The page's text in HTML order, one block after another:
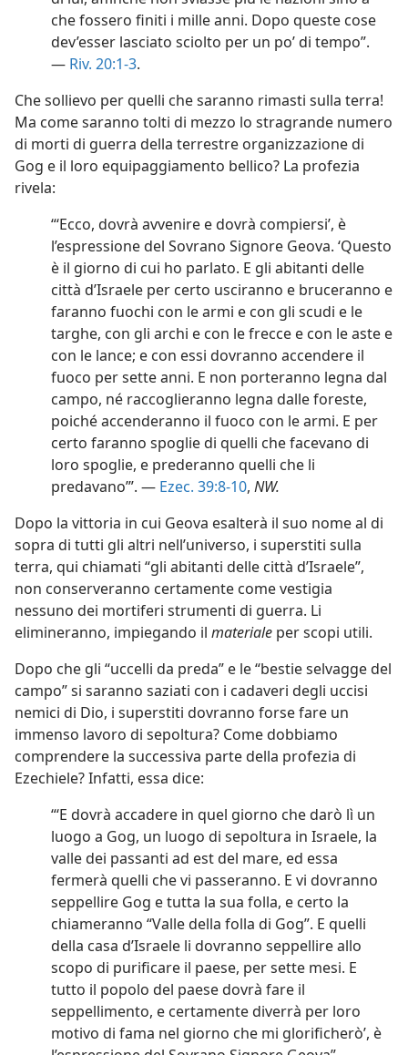
che fossero finiti i mille anni. Dopo queste cose
dev’esser lasciato sciolto per un po’ di tempo”.
— Riv. 20:1-3.
Che sollievo per quelli che saranno rimasti sulla terra!
Ma come saranno tolti di mezzo lo stragrande numero
di morti di guerra della terrestre organizzazione di
Gog e il loro equipaggiamento bellico? La profezia
rivela:
“‘Ecco, dovrà avvenire e dovrà compiersi’, è
l’espressione del Sovrano Signore Geova. ‘Questo
è il giorno di cui ho parlato. E gli abitanti delle
città d’Israele per certo usciranno e bruceranno e
faranno fuochi con le armi e con gli scudi e le
targhe, con gli archi e con le frecce e con le aste e
con le lance; e con essi dovranno accendere il
fuoco per sette anni. E non porteranno legna dal
campo, né raccoglieranno legna dalle foreste,
poiché accenderanno il fuoco con le armi. E per
certo faranno spoglie di quelli che facevano di
loro spoglie, e prederanno quelli che li
predavano’”. — Ezec. 39:8-10, NW.
Dopo la vittoria in cui Geova esalterà il suo nome al di
sopra di tutti gli altri nell’universo, i superstiti sulla
terra, qui chiamati “gli abitanti delle città d’Israele”,
non conserveranno certamente come vestigia
nessuno dei mortiferi strumenti di guerra. Li
elimineranno, impiegando il materiale per scopi utili.
Dopo che gli “uccelli da preda” e le “bestie selvagge del
campo” si saranno saziati con i cadaveri degli uccisi
nemici di Dio, i superstiti dovranno forse fare un
immenso lavoro di sepoltura? Come dobbiamo
comprendere la successiva parte della profezia di
Ezechiele? Infatti, essa dice:
“‘E dovrà accadere in quel giorno che darò lì un
luogo a Gog, un luogo di sepoltura in Israele, la
valle dei passanti ad est del mare, ed essa
fermerà quelli che vi passeranno. E vi dovranno
seppellire Gog e tutta la sua folla, e certo la
chiameranno “Valle della folla di Gog”. E quelli
della casa d’Israele li dovranno seppellire allo
scopo di purificare il paese, per sette mesi. E
tutto il popolo del paese dovrà fare il
seppellimento, e certamente diverrà per loro
motivo di fama nel giorno che mi glorificherò’, è